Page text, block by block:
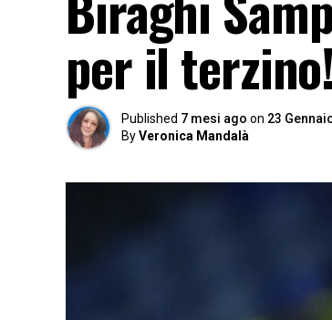
per il
Published 7 mesi ago on 23
ByVeronica Mandalà